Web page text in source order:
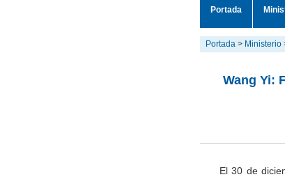
Portada
Portada > Ministerio
Wang Yi:
El 30 de